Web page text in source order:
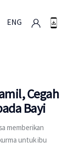
ENG
Cegah
Bayi
memberikan
untuk ibu